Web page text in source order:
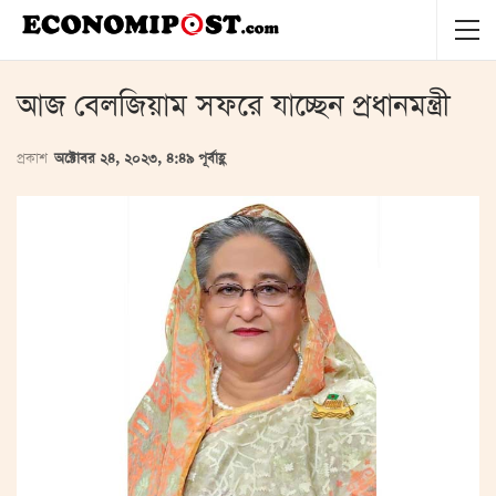
আজ বেলজিয়াম সফরে যাচ্ছেন প্রধানমন্ত্রী
প্রকাশ অক্টোবর ২৪, ২০২৩, ৪:৪৯ পূর্বাহ্ণ